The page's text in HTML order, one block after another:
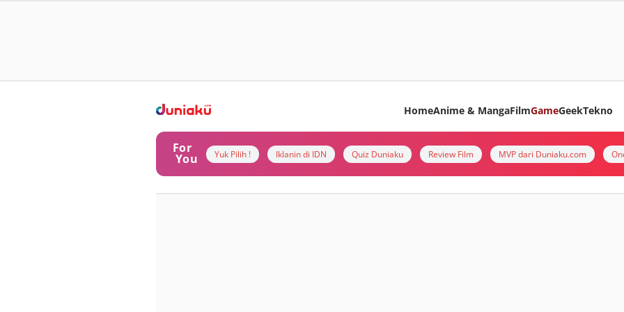
HomeAnime & MangaFilmGameGeekTekno
For
You Yuk Pilih ! Iklanin di IDN Quiz Duniaku Review Film MVP dari Duniaku.com